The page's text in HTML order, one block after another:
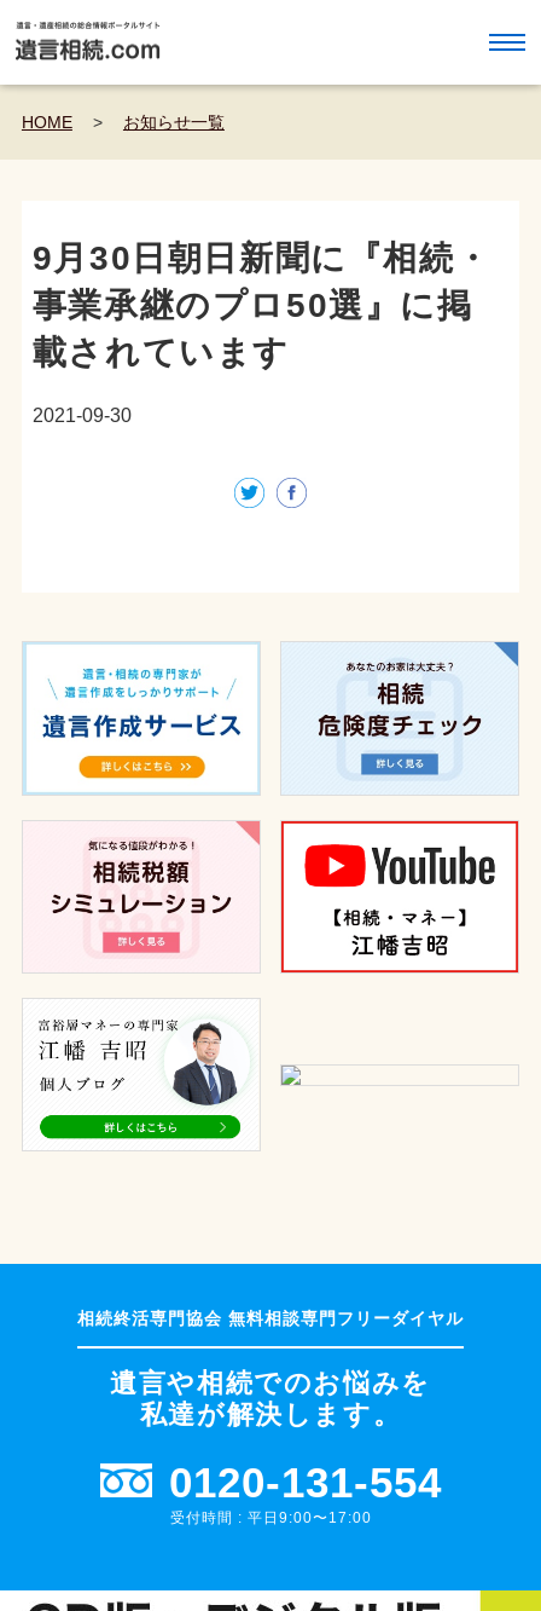
HOME > お知らせ一覧
9月30日朝日新聞に『相続・
事業承継のプロ50選』に掲
載されています
2021-09-30
遺言や相続でのお悩みを
私達が解決します。
0120-131-554
受付時間 : 平日9:00〜17:00